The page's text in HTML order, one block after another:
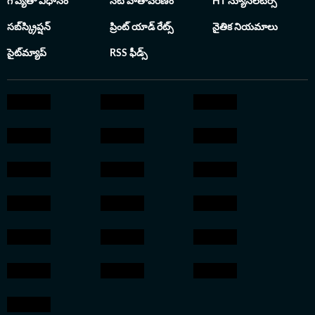
సబ్‌స్క్రిప్షన్ ప్రింట్ యాడ్ రేట్స్ నైతిక నియమాలు
సైట్‌మ్యాప్ RSS ఫీడ్స్